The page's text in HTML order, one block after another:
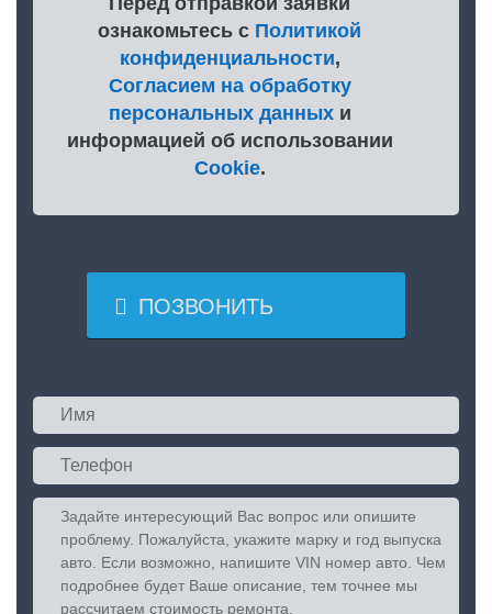
ознакомьтесь с Политикой
конфиденциальности,
Согласием на обработку
персональных данныхи
информацией об использовании
Cookie.
 ПОЗВОНИТЬ